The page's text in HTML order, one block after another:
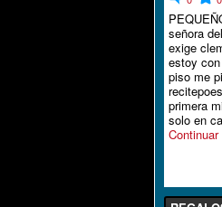
señora
exige
estoy
piso me
primera
solo en
Continuar